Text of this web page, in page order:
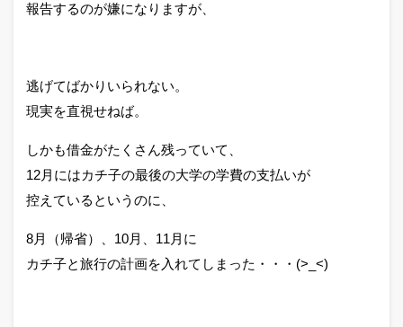
報告するのが嫌になりますが、
逃げてばかりいられない。
現実を直視せねば。
しかも借金がたくさん残っていて、
12月にはカチ子の最後の大学の学費の支払いが
控えているというのに、
8月（帰省）、10月、11月に
カチ子と旅行の計画を入れてしまった・・・(>_<)